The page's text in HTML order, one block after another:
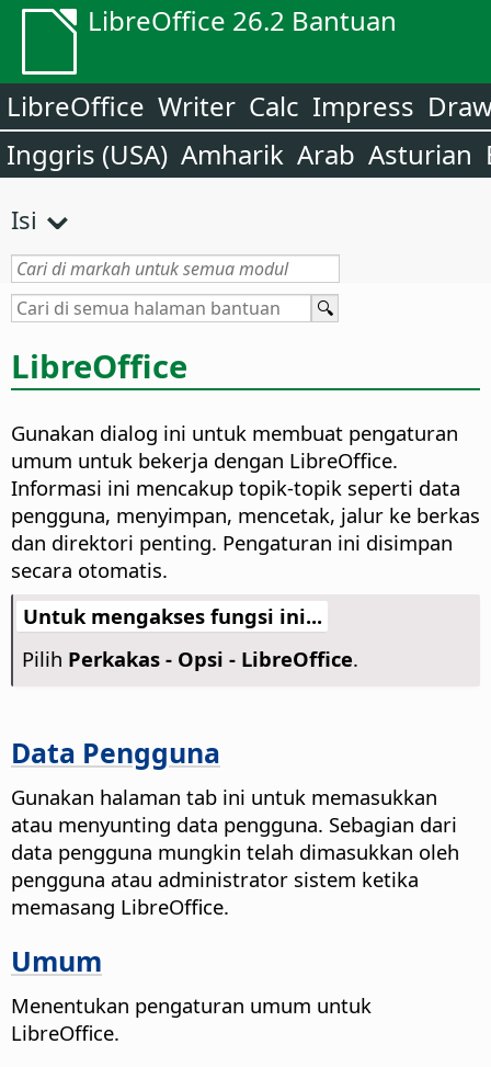
LibreOffice 26.2 Bantuan
LibreOffice Writer Calc Impress
Inggris (USA) Amharik Arab Asturian
Isi
LibreOffice
Gunakan dialog ini untuk membuat pengaturan
umum untuk bekerja dengan LibreOffice.
Informasi ini mencakup topik-topik seperti data
pengguna, menyimpan, mencetak, jalur ke berkas
dan direktori penting. Pengaturan ini disimpan
secara otomatis.
Untuk mengakses fungsi ini...
Pilih Perkakas - Opsi - LibreOffice.
Data Pengguna
Gunakan halaman tab ini untuk memasukkan
atau menyunting data pengguna. Sebagian dari
data pengguna mungkin telah dimasukkan oleh
pengguna atau administrator sistem ketika
memasang LibreOffice.
Umum
Menentukan pengaturan umum untuk
LibreOffice.